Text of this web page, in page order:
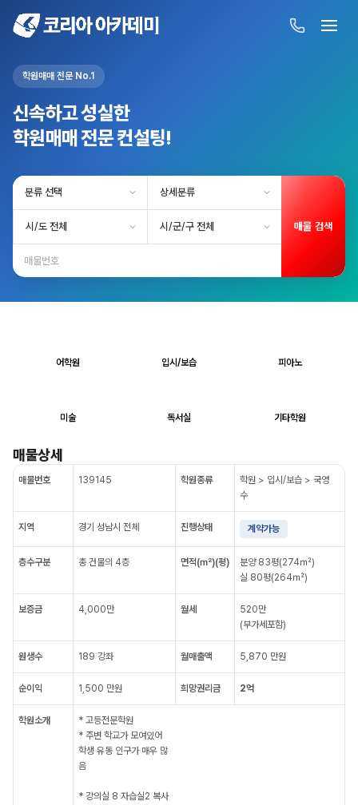
학원매매 전문 No.1
신속하고 성실한
학원매매 전문 컨설팅!
매물 검색
어학원 입시/보습 피아노
미술 독서실 기타학원
매물상세
매물번호 139145 학원종류
학원 > 입시/보습 > 국영
수
지역 경기 성남시 전체 진행상태 계약가능
층수구분 총 건물의 4층 면적(㎡)(평)
분양 83평(274㎡)
실 80평(264㎡)
보증금 4,000만 월세
520만
(부가세포함)
원생수 189 강좌 월매출액 5,870 만원
순이익 1,500 만원 희망권리금 2억
학원소개
* 고등전문학원
* 주변 학교가 모여있어
학생 유동 인구가 매우 많
음
* 강의실 8 자습실2 복사